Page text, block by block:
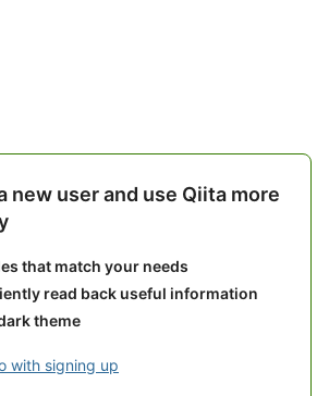
new user and use Qiita more
that match your needs
read back useful information
theme
with signing up